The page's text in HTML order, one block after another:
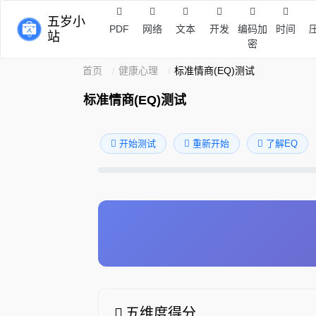
五岁小
站
PDF 网络 文本 开发
编码加
密
时间
首页 健康心理 标准情商(EQ)测试
标准情商(EQ)测试
开始测试 重新开始 了解EQ